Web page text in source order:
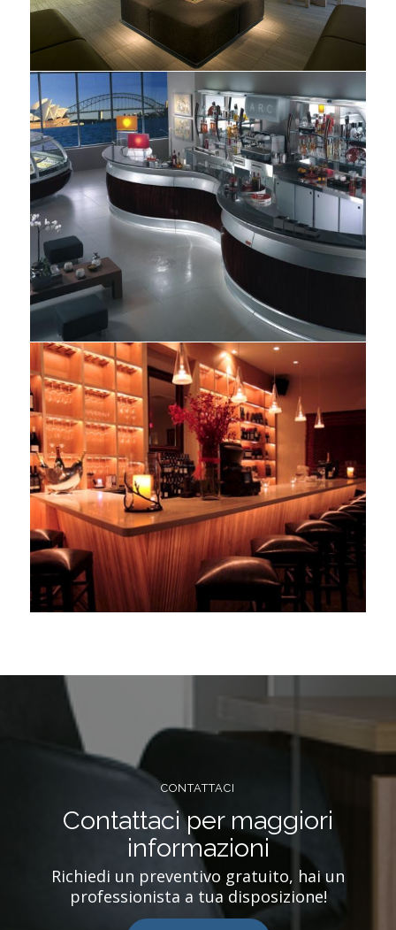
CONTATTACI
Contattaci per maggiori
informazioni
Richiedi un preventivo gratuito, hai un
professionista a tua disposizione!